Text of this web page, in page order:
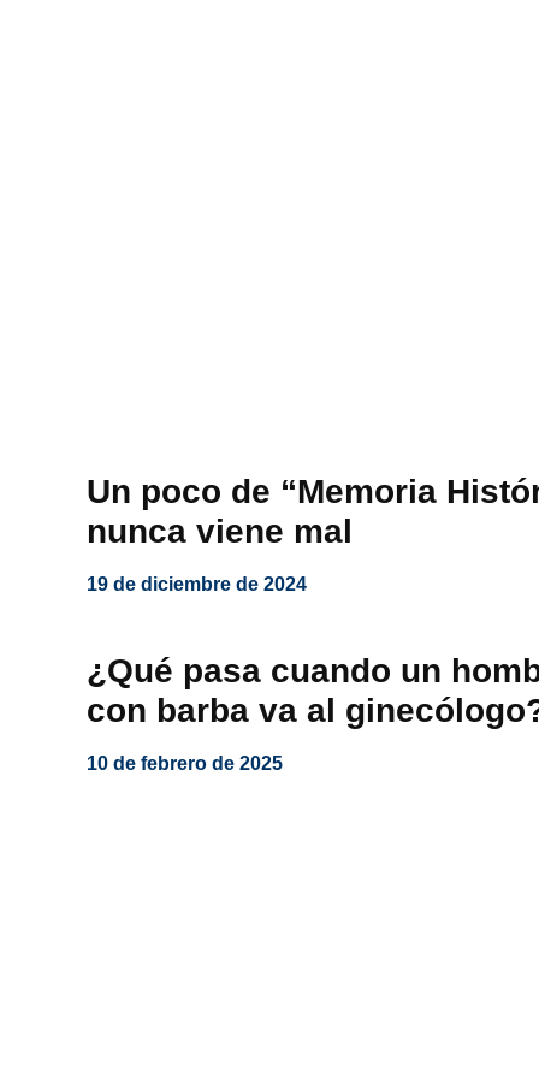
Un poco de “Memoria
nunca viene mal
19 de diciembre de 2024
¿Qué pasa cuando un
con barba va al
10 de febrero de 2025